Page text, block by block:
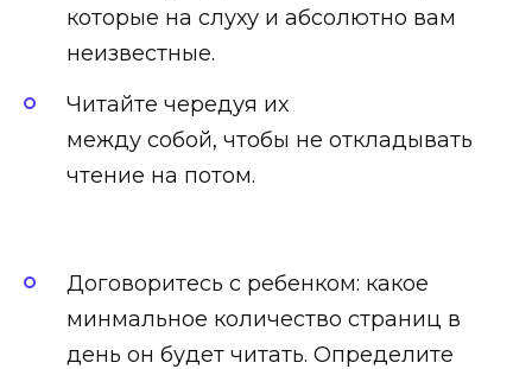
которые на слуху и абсолютно вам
неизвестные.
Читайте чередуя их
между собой, чтобы не откладывать
чтение на потом.⠀
Договоритесь с ребенком: какое
минмальное количество страниц в
день он будет читать. Определите